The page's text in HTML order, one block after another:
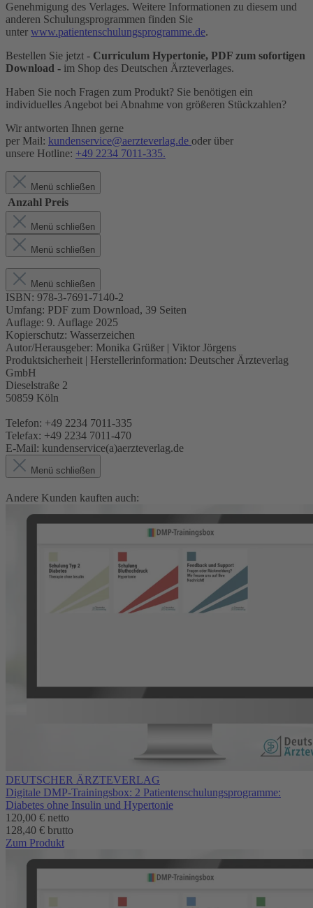
Genehmigung des Verlages. Weitere Informationen zu diesem und
anderen Schulungsprogrammen finden Sie
unter www.patientenschulungsprogramme.de.
Bestellen Sie jetzt - Curriculum Hypertonie, PDF zum sofortigen
Download - im Shop des Deutschen Ärzteverlages.
Haben Sie noch Fragen zum Produkt? Sie benötigen ein
individuelles Angebot bei Abnahme von größeren Stückzahlen?
Wir antworten Ihnen gerne
per Mail: kundenservice@aerzteverlag.de oder über
unsere Hotline: +49 2234 7011-335.
Menü schließen
Anzahl Preis
Menü schließen
Menü schließen
Menü schließen
ISBN: 978-3-7691-7140-2
Umfang: PDF zum Download, 39 Seiten
Auflage: 9. Auflage 2025
Kopierschutz: Wasserzeichen
Autor/Herausgeber: Monika Grüßer | Viktor Jörgens
Produktsicherheit | Herstellerinformation: Deutscher Ärzteverlag
GmbH
Dieselstraße 2
50859 Köln
Telefon: +49 2234 7011-335
Telefax: +49 2234 7011-470
E-Mail: kundenservice(a)aerzteverlag.de
Menü schließen
Andere Kunden kauften auch:
DEUTSCHER ÄRZTEVERLAG
Digitale DMP-Trainingsbox: 2 Patientenschulungsprogramme:
Diabetes ohne Insulin und Hypertonie
120,00 € netto
128,40 € brutto
Zum Produkt